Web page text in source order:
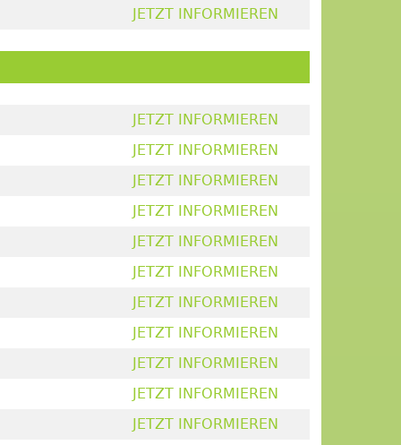
JETZT INFORMIEREN
JETZT INFORMIEREN
JETZT INFORMIEREN
JETZT INFORMIEREN
JETZT INFORMIEREN
JETZT INFORMIEREN
JETZT INFORMIEREN
JETZT INFORMIEREN
JETZT INFORMIEREN
JETZT INFORMIEREN
JETZT INFORMIEREN
JETZT INFORMIEREN